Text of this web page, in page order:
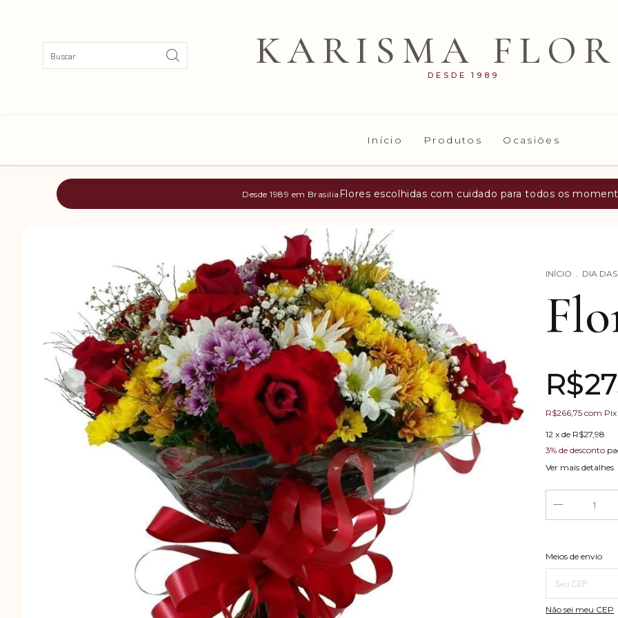
KARISMA
DESDE 1989
Início Produtos Ocasiões
Desde 1989 em Brasilia Flores escolhidas com cuidado para todos os
INÍCIO . DIA
R$266,75com Pix
12 x de R$27,98
3% de desconto
Ver mais detalhes
Entregas para o
Meios de envio
Não sei meu CEP